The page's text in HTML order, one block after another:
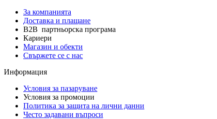
За компанията
Доставка и плащане
B2B партньорска програма
Кариери
Магазин и обекти
Свържете се с нас
Информация
Условия за пазаруване
Условия за промоции
Политика за защита на лични данни
Често задавани въпроси